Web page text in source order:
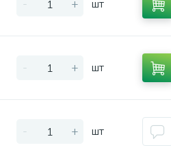
- + шт
- + шт
- + шт